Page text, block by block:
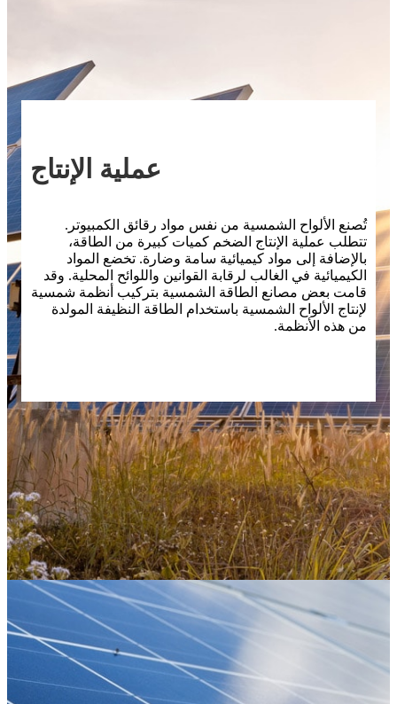
عملية الإنتاج
تُصنع الألواح الشمسية من نفس مواد رقائق الكمبيوتر.
تتطلب عملية الإنتاج الضخم كميات كبيرة من الطاقة،
بالإضافة إلى مواد كيميائية سامة وضارة. تخضع المواد
الكيميائية في الغالب لرقابة القوانين واللوائح المحلية. وقد
قامت بعض مصانع الطاقة الشمسية بتركيب أنظمة شمسية
لإنتاج الألواح الشمسية باستخدام الطاقة النظيفة المولدة
من هذه الأنظمة.